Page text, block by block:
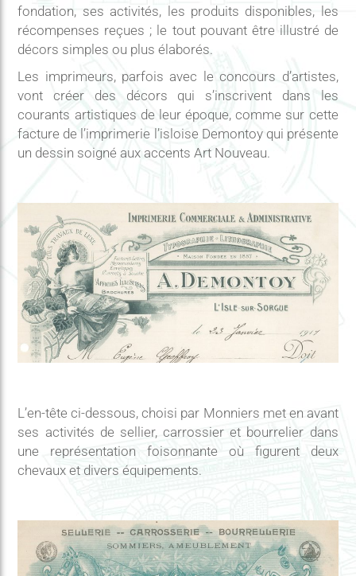
fondation, ses activités, les produits disponibles, les
récompenses reçues ; le tout pouvant être illustré de
décors simples ou plus élaborés.
Les imprimeurs, parfois avec le concours d’artistes,
vont créer des décors qui s’inscrivent dans les
courants artistiques de leur époque, comme sur cette
facture de l’imprimerie l’isloise Demontoy qui présente
un dessin soigné aux accents Art Nouveau.
L’en-tête ci-dessous, choisi par Monniers met en avant
ses activités de sellier, carrossier et bourrelier dans
une représentation foisonnante où figurent deux
chevaux et divers équipements.